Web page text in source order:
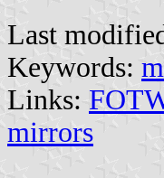
Last
Keywords:
Links:
mirrors